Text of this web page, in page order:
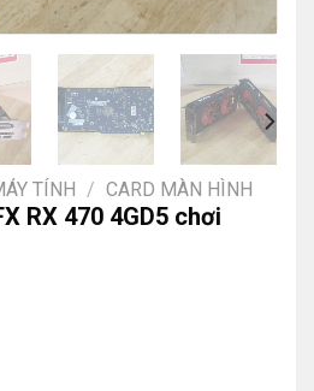
TÍNH / CARD MÀN HÌNH
RX 470 4GD5 chơi